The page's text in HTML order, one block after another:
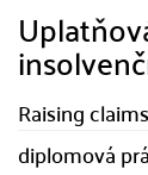
Raising
diplomová